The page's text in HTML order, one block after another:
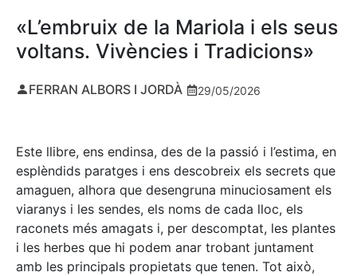
«L’embruix de la Mariola i els seus
voltans. Vivències i Tradicions»
FERRAN ALBORS I JORDÀ 29/05/2026
Este llibre, ens endinsa, des de la passió i l’estima, en
esplèndids paratges i ens descobreix els secrets que
amaguen, alhora que desengruna minuciosament els
viaranys i les sendes, els noms de cada lloc, els
raconets més amagats i, per descomptat, les plantes
i les herbes que hi podem anar trobant juntament
amb les principals propietats que tenen. Tot això,